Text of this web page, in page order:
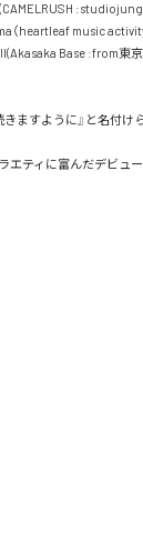
（heartleaf music activity
Base :from東京)
きますように』と名付
ティに富んだデビュー